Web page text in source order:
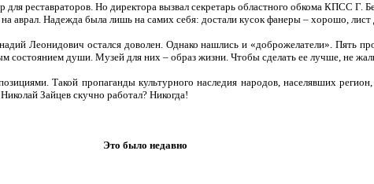
для реставраторов. Но директора вызвал секретарь областного обкома КПСС
аврал. Надежда была лишь на самих себя: достали кусок фанеры – хорошо,
Леонидович остался доволен. Однако нашлись и «доброжелатели». Пять
души. Музей для них – образ жизни. Чтобы сделать ее лучше, не
Такой пропаганды культурного наследия народов, населявших
Зайцев скучно работал? Никогда!
Это было недавно